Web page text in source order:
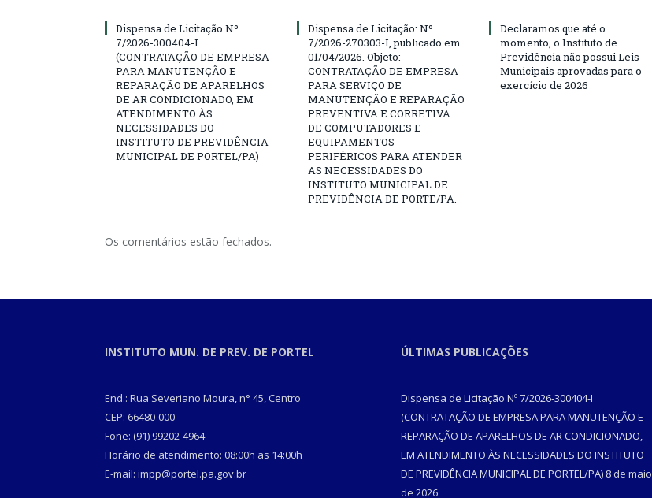
Dispensa de Licitação Nº
7/2026-300404-I
(CONTRATAÇÃO DE EMPRESA
PARA MANUTENÇÃO E
REPARAÇÃO DE APARELHOS
DE AR CONDICIONADO, EM
ATENDIMENTO ÀS
NECESSIDADES DO
INSTITUTO DE PREVIDÊNCIA
MUNICIPAL DE PORTEL/PA)
Dispensa de Licitação: Nº
7/2026-270303-I, publicado em
01/04/2026. Objeto:
CONTRATAÇÃO DE EMPRESA
PARA SERVIÇO DE
MANUTENÇÃO E REPARAÇÃO
PREVENTIVA E CORRETIVA
DE COMPUTADORES E
EQUIPAMENTOS
PERIFÉRICOS PARA ATENDER
AS NECESSIDADES DO
INSTITUTO MUNICIPAL DE
PREVIDÊNCIA DE PORTE/PA.
Declaramos que até o
momento, o Instituto de
Previdência não possui Leis
Municipais aprovadas para o
exercício de 2026
Os comentários estão fechados.
INSTITUTO MUN. DE PREV. DE PORTEL
End.: Rua Severiano Moura, n° 45, Centro
CEP: 66480-000
Fone: (91) 99202-4964
Horário de atendimento: 08:00h as 14:00h
E-mail: impp@portel.pa.gov.br
ÚLTIMAS PUBLICAÇÕES
Dispensa de Licitação Nº 7/2026-300404-I
(CONTRATAÇÃO DE EMPRESA PARA MANUTENÇÃO E
REPARAÇÃO DE APARELHOS DE AR CONDICIONADO,
EM ATENDIMENTO ÀS NECESSIDADES DO INSTITUTO
DE PREVIDÊNCIA MUNICIPAL DE PORTEL/PA) 8 de maio
de 2026